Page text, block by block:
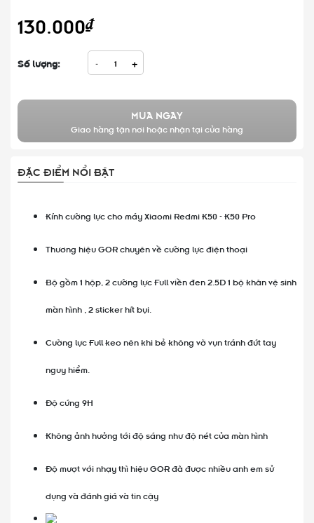
130.000₫
Số lượng: - +
MUA NGAY
Giao hàng tận nơi hoặc nhận tại cửa hàng
ĐẶC ĐIỂM NỔI BẬT
Kính cường lực cho máy Xiaomi Redmi K50 - K50 Pro
Thương hiệu GOR chuyên về cường lực điện thoại
Bộ gồm 1 hộp, 2 cường lực Full viền đen 2.5D 1 bộ khăn vệ sinh
màn hình , 2 sticker hít bụi.
Cường lực Full keo nên khi bẻ không vỡ vụn tránh đứt tay
nguy hiểm.
Độ cứng 9H
Không ảnh hưởng tới độ sáng như độ nét của màn hình
Độ mượt với nhạy thì hiệu GOR đã được nhiều anh em sử
dụng và đánh giá và tin cậy